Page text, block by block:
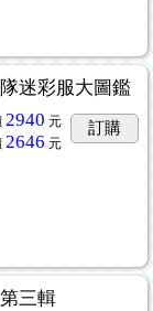
迷彩服大圖鑑
2940 元
2646 元
訂購
三輯